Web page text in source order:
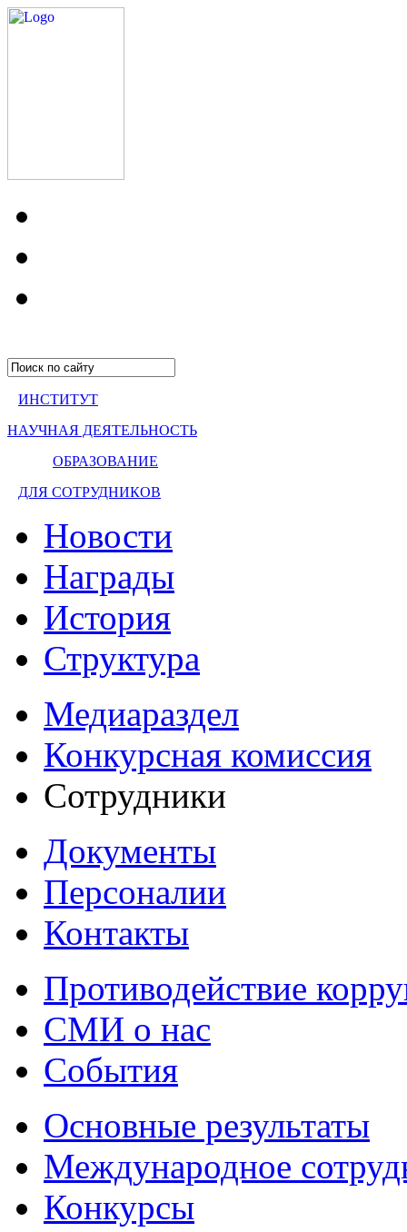
ИНСТИТУТ
НАУЧНАЯ ДЕЯТЕЛЬНОСТЬ
ОБРАЗОВАНИЕ
ДЛЯ СОТРУДНИКОВ
Новости
Награды
История
Структура
Медиараздел
Конкурсная комиссия
Сотрудники
Документы
Персоналии
Контакты
Противодействие
СМИ о нас
События
Основные результаты
Международное
Конкурсы